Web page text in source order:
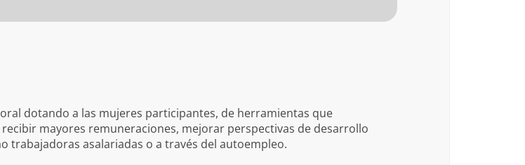
dotando a las mujeres participantes, de herramientas que
mayores remuneraciones, mejorar perspectivas de desarrollo
trabajadoras asalariadas o a través del autoempleo.